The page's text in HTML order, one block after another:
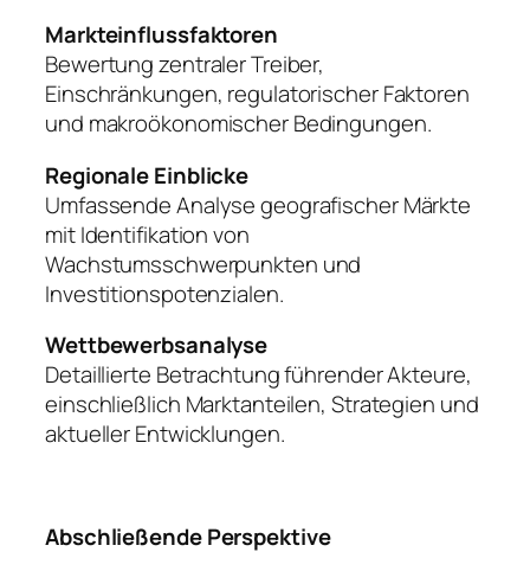
Markteinflussfaktoren
Bewertung zentraler Treiber,
Einschränkungen, regulatorischer Faktoren
und makroökonomischer Bedingungen.
Regionale Einblicke
Umfassende Analyse geografischer Märkte
mit Identifikation von
Wachstumsschwerpunkten und
Investitionspotenzialen.
Wettbewerbsanalyse
Detaillierte Betrachtung führender Akteure,
einschließlich Marktanteilen, Strategien und
aktueller Entwicklungen.
Abschließende Perspektive